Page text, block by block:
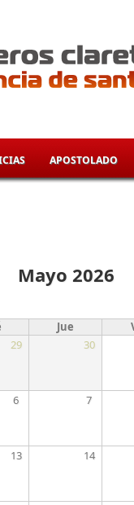
APOSTOLADO
Mayo 2026
Jue
29 30
6 7
13 14